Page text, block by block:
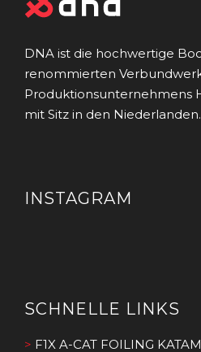
DNA ist die hochwertige
renommierten
Produktionsunternehmens
mit Sitz in den Niederlanden.
INSTAGRAM
SCHNELLE LINKS
> F1X A-CAT FOILING